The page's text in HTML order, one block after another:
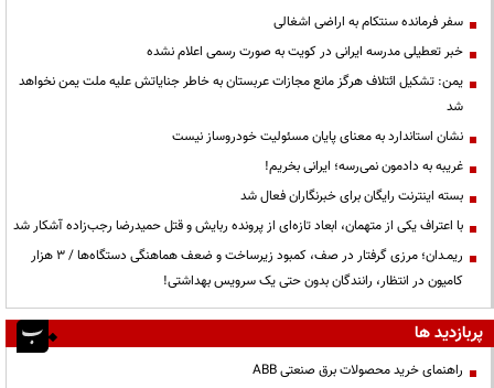
سفر فرمانده سنتکام به اراضی اشغالی
خبر تعطیلی مدرسه ایرانی در کویت به صورت رسمی اعلام نشده
یمن: تشکیل ائتلاف هرگز مانع مجازات عربستان به خاطر جنایاتش علیه ملت یمن نخواهد
شد
نشان استاندارد به معنای پایان مسئولیت خودروساز نیست
غریبه به دادمون نمی‌رسه؛ ایرانی بخریم!
بسته اینترنت رایگان برای خبرنگاران فعال شد
با اعتراف یکی از متهمان، ابعاد تازه‌ای از پرونده ربایش و قتل حمیدرضا رجب‌زاده آشکار شد
ریمـدان؛ مرزی گرفتار در صف، کمبود زیرساخت و ضعف هماهنگی دستگاه‌ها / ۳ هزار
کامیون در انتظار، رانندگان بدون حتی یک سرویس بهداشتی!
پربازدید ها
راهنمای خرید محصولات برق صنعتی ABB